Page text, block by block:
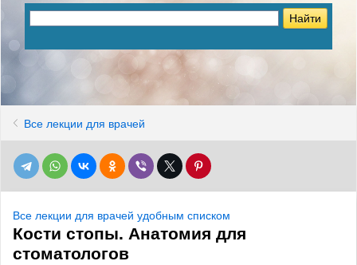
Все лекции для врачей
Все лекции для врачей удобным списком
Кости стопы. Анатомия для
стоматологов